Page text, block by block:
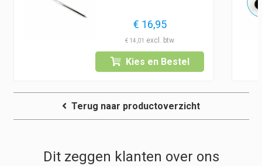
€ 16,95
€ 14,01
Kies en Bestel
Terug naar productoverzicht
Dit zeggen klanten over ons